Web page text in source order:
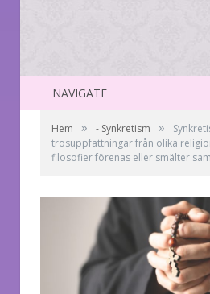
NAVIGATE
Hem » - Synkretism »
trosuppfattningar från olika
filosofier förenas eller smälter